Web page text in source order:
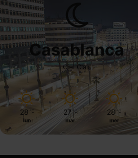
Casablanca
Ciel Clair
28 ℃
lun
27 ℃
mar
28 ℃
mer